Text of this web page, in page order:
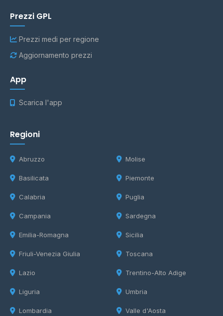
Prezzi GPL
Prezzi medi per regione
Aggiornamento prezzi
App
Scarica l'app
Regioni
Abruzzo
Basilicata
Calabria
Campania
Emilia-Romagna
Friuli-Venezia Giulia
Lazio
Liguria
Lombardia
Molise
Piemonte
Puglia
Sardegna
Sicilia
Toscana
Trentino-Alto Adige
Umbria
Valle d'Aosta